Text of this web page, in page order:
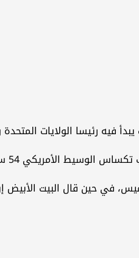
رئيسا الولايات
في حين قال ​البيت